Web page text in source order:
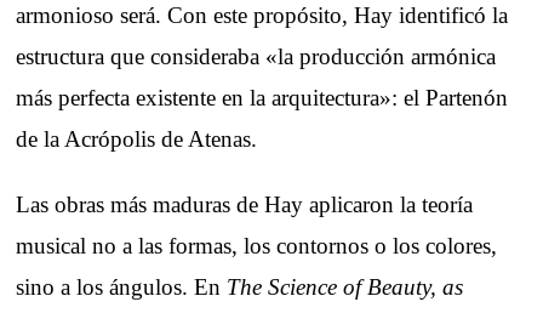
armonioso será. Con este propósito, Hay identificó la
estructura que consideraba «la producción armónica
más perfecta existente en la arquitectura»: el Partenón
de la Acrópolis de Atenas.
Las obras más maduras de Hay aplicaron la teoría
musical no a las formas, los contornos o los colores,
sino a los ángulos. En The Science of Beauty, as